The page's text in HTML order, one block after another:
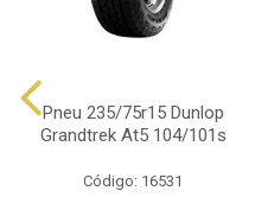
Pneu 235/75r15 Dunlop
Grandtrek At5 104/101s
Código: 16531